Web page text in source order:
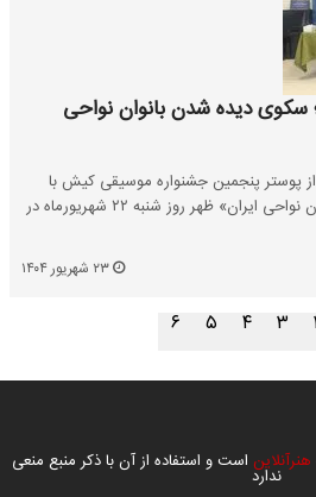
دیده شدن بانوان نواحی
پوستر پنجمین جشنواره موسیقی کیش با
عنوان «فستیوال موسیقی بانوان نواحی ایران» ظهر روز شنبه ۲۲ شهریورماه در
۳ ۴ ۵ ۶
هنرآنلاین است و استفاده از آن با ذکر منبع منعی
ندارد